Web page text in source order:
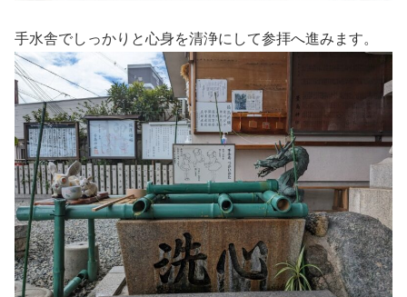
手水舎でしっかりと心身を清浄にして参拝へ進みます。